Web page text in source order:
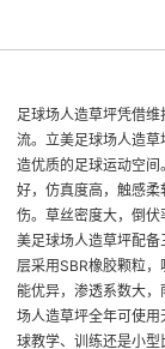
足球场人造草坪凭借
流。立美足球场人造
造优质的足球运动空
好，仿真度高，触感
伤。草丝密度大，倒
美足球场人造草坪配
层采用SBR橡胶颗粒
能优异，渗透系数大
场人造草坪全年可使
球教学、训练还是小